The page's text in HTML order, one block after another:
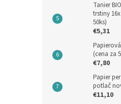
Tanier
trstiny
50ks)
€5,31
(cena za
€7,80
Papier
potlač
€11,10